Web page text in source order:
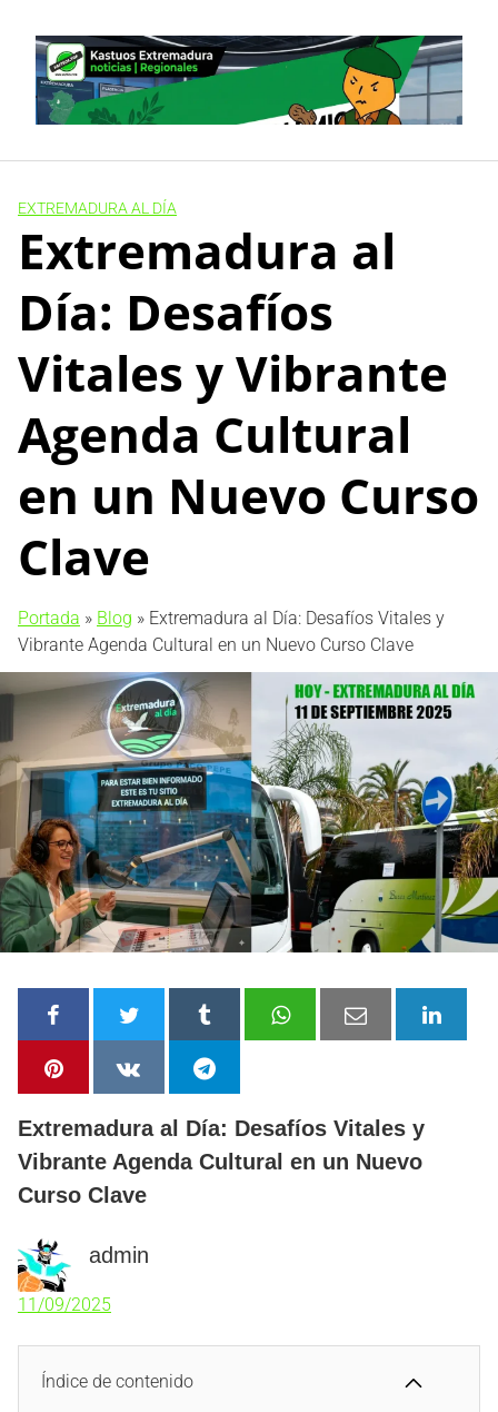
content
EXTREMADURA AL DÍA
Extremadura al
Día: Desafíos
Vitales y Vibrante
Agenda Cultural
en un Nuevo Curso
Clave
Portada » Blog » Extremadura al Día: Desafíos Vitales y
Vibrante Agenda Cultural en un Nuevo Curso Clave
Extremadura al Día: Desafíos Vitales y
Vibrante Agenda Cultural en un Nuevo
Curso Clave
admin
11/09/2025
Índice de contenido